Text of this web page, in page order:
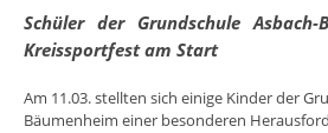
Schüler der Grundschule
Kreissportfest am Start
Am 11.03. stellten sich einige Kinder der
Bäumenheim einer besonderen